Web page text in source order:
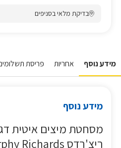
בדיקת מלאי בסניפים
מידע נוסף אחריות פריסת תשלומים
מידע נוסף
ריצ'רדס Morphy Richards